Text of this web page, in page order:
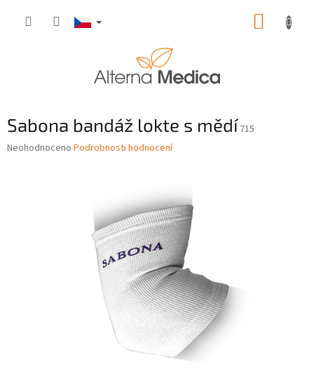
Sabona bandáž lokte s mědí 715
Průměrné
Neohodnoceno Podrobnosti hodnocení